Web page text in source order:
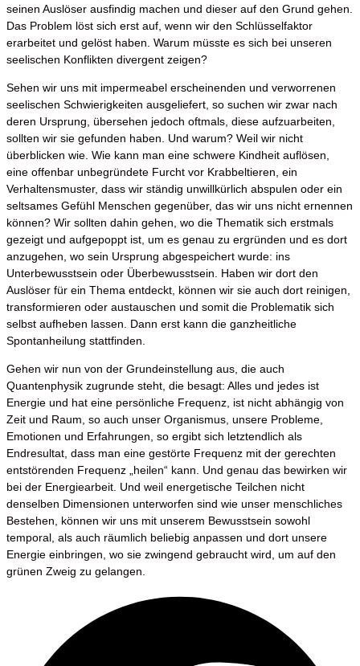
seinen Auslöser ausfindig machen und dieser auf den Grund gehen.
Das Problem löst sich erst auf, wenn wir den Schlüsselfaktor
erarbeitet und gelöst haben. Warum müsste es sich bei unseren
seelischen Konflikten divergent zeigen?
Sehen wir uns mit impermeabel erscheinenden und verworrenen
seelischen Schwierigkeiten ausgeliefert, so suchen wir zwar nach
deren Ursprung, übersehen jedoch oftmals, diese aufzuarbeiten,
sollten wir sie gefunden haben. Und warum? Weil wir nicht
überblicken wie. Wie kann man eine schwere Kindheit auflösen,
eine offenbar unbegründete Furcht vor Krabbeltieren, ein
Verhaltensmuster, dass wir ständig unwillkürlich abspulen oder ein
seltsames Gefühl Menschen gegenüber, das wir uns nicht ernennen
können? Wir sollten dahin gehen, wo die Thematik sich erstmals
gezeigt und aufgepoppt ist, um es genau zu ergründen und es dort
anzugehen, wo sein Ursprung abgespeichert wurde: ins
Unterbewusstsein oder Überbewusstsein. Haben wir dort den
Auslöser für ein Thema entdeckt, können wir sie auch dort reinigen,
transformieren oder austauschen und somit die Problematik sich
selbst aufheben lassen. Dann erst kann die ganzheitliche
Spontanheilung stattfinden.
Gehen wir nun von der Grundeinstellung aus, die auch
Quantenphysik zugrunde steht, die besagt: Alles und jedes ist
Energie und hat eine persönliche Frequenz, ist nicht abhängig von
Zeit und Raum, so auch unser Organismus, unsere Probleme,
Emotionen und Erfahrungen, so ergibt sich letztendlich als
Endresultat, dass man eine gestörte Frequenz mit der gerechten
entstörenden Frequenz „heilen“ kann. Und genau das bewirken wir
bei der Energiearbeit. Und weil energetische Teilchen nicht
denselben Dimensionen unterworfen sind wie unser menschliches
Bestehen, können wir uns mit unserem Bewusstsein sowohl
temporal, als auch räumlich beliebig anpassen und dort unsere
Energie einbringen, wo sie zwingend gebraucht wird, um auf den
grünen Zweig zu gelangen.